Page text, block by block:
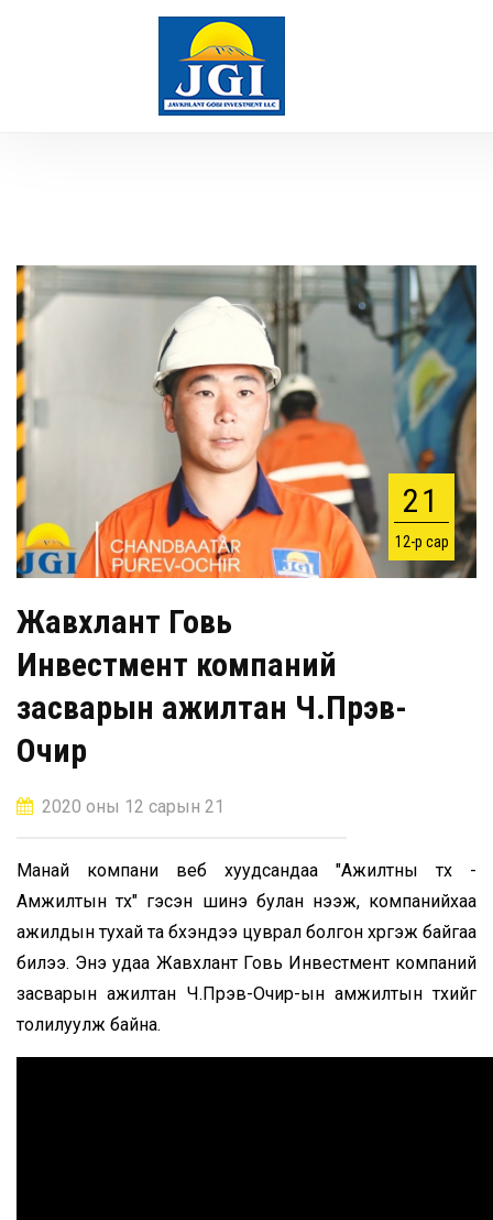
21
12-р сар
Жавхлант Говь
Инвестмент компаний
засварын ажилтан Ч.Пүрэв-
Очир
2020 оны 12 сарын 21
Манай компани веб хуудсандаа "Ажилтны түүх -
Амжилтын түүх" гэсэн шинэ булан нээж, компанийхаа
ажилдын тухай та бүхэндээ цуврал болгон хүргэж байгаа
билээ. Энэ удаа Жавхлант Говь Инвестмент компаний
засварын ажилтан Ч.Пүрэв-Очир-ын амжилтын түүхийг
толилуулж байна.